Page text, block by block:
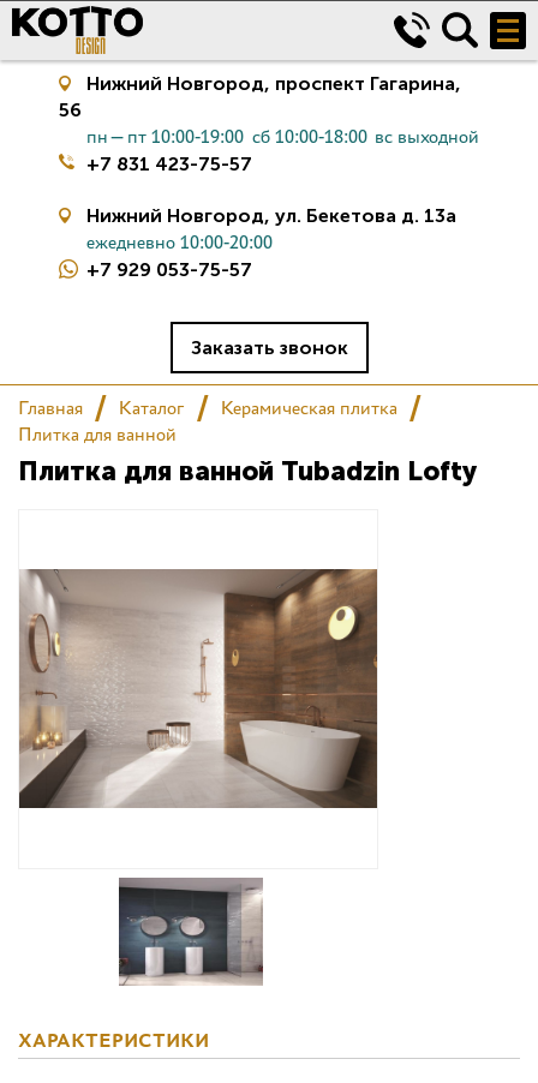
Керамическая плитка
Салон
Сертификаты
Комплекс услуг
Контакты
Нижний Новгород, проспект Гагарина,
56
пн—пт 10:00-19:00 сб 10:00-18:00 вс выходной
+7 831 423-75-57
Нижний Новгород, ул. Бекетова д. 13а
ежедневно 10:00-20:00
+7 929 053-75-57
Заказать звонок
Главная Каталог
Керамическая плитка
Плитка для ванной
Плитка для ванной Tubadzin Lofty
ХАРАКТЕРИСТИКИ